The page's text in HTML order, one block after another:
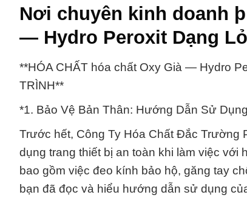
Nơi chuyên kinh doanh
— Hydro Peroxit Dạng
**HÓA CHẤT hóa chất Oxy Già — Hydro
TRÌNH**
*1. Bảo Vệ Bản Thân: Hướng Dẫn Sử
Trước hết, Công Ty Hóa Chất Đắc Trường
dụng trang thiết bị an toàn khi làm việc
bao gồm việc đeo kính bảo hộ, găng tay
bạn đã đọc và hiểu hướng dẫn sử dụng